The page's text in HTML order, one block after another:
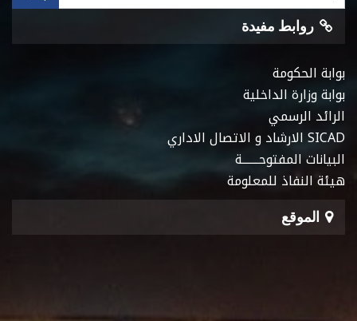
روابط مفيدة
بوابة الحكومة
بوابة وزارة الداخلية
الرائد الرسمي
SICAD الارشاد و الاتصال الاداري
البيانات المفتوحـــــــة
هيئة النفاذ للمعلومة
الموقع